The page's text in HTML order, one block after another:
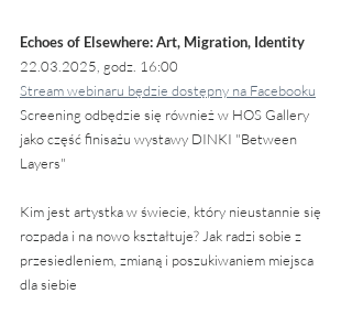
Echoes of Elsewhere: Art, Migration, Identity
22.03.2025, godz. 16:00
Stream webinaru będzie dostępny na Facebooku
Screening odbędzie się również w HOS Gallery
jako część finisażu wystawy DINKI "Between
Layers"
Kim jest artystka w świecie, który nieustannie się
rozpada i na nowo kształtuje? Jak radzi sobie z
przesiedleniem, zmianą i poszukiwaniem miejsca
dla siebie